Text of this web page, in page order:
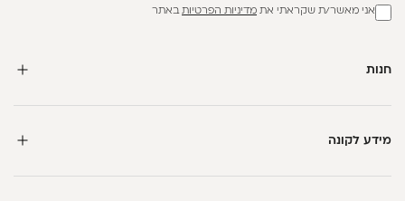
אני מאשר/ת שקראתי את מדיניות הפרטיותבאתר
חנות
מידע לקונה